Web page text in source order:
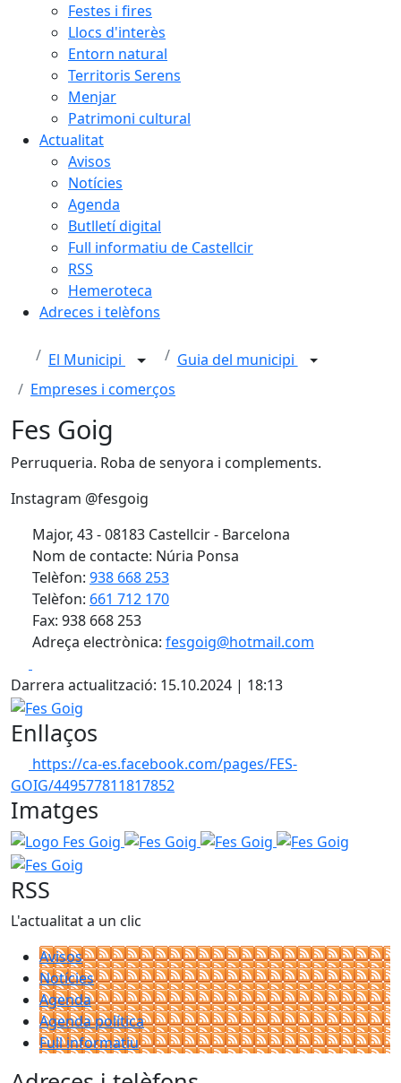
Festes i fires
Llocs d'interès
Entorn natural
Territoris Serens
Menjar
Patrimoni cultural
Actualitat
Avisos
Notícies
Agenda
Butlletí digital
Full informatiu de Castellcir
RSS
Hemeroteca
Adreces i telèfons
El Municipi
Guia del municipi
Empreses i comerços
Fes Goig
Perruqueria. Roba de senyora i complements.
Instagram @fesgoig
Major, 43 - 08183 Castellcir - Barcelona
Nom de contacte: Núria Ponsa
Telèfon: 938 668 253
Telèfon: 661 712 170
Fax: 938 668 253
Adreça electrònica: fesgoig@hotmail.com
Darrera actualització: 15.10.2024 | 18:13
Fes Goig
Enllaços
https://ca-es.facebook.com/pages/FES-
GOIG/449577811817852
Imatges
Logo Fes Goig Fes Goig Fes Goig Fes Goig
RSS
L'actualitat a un clic
Avisos
Notícies
Agenda
Agenda política
Full informatiu